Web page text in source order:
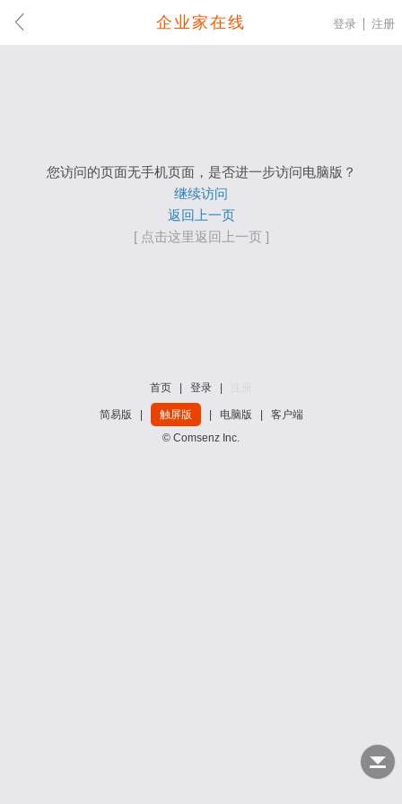
企业家在线 登录 注册
您访问的页面无手机页面，是否进一步访问电脑版？
继续访问
返回上一页
[ 点击这里返回上一页 ]
首页 登录
简易版 触屏版 电脑版
客户端
© Comsenz Inc.